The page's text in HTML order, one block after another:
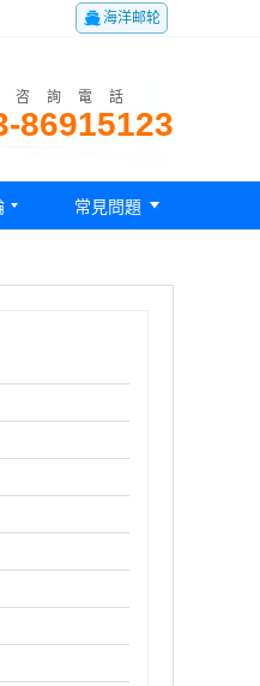
海洋邮轮
詢電話
86915123
 常見問題 